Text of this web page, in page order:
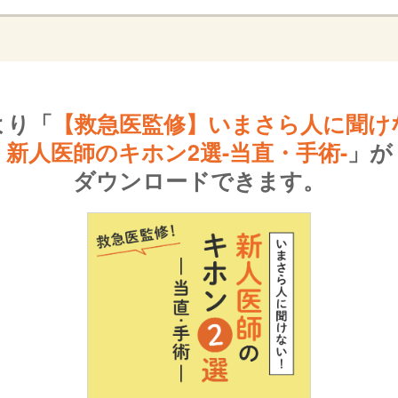
「 【救急医監修】 いまさら人に聞
新人医師のキホン2選-当直・手術-」が
ダウンロードできます。